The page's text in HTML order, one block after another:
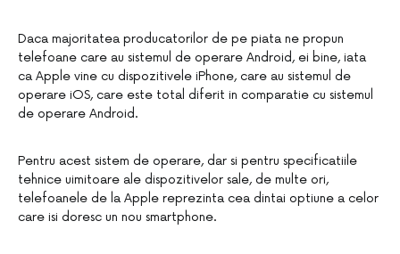
Daca majoritatea producatorilor de pe piata ne propun
telefoane care au sistemul de operare Android, ei bine, iata
ca Apple vine cu dispozitivele iPhone, care au sistemul de
operare iOS, care este total diferit in comparatie cu sistemul
de operare Android.
Pentru acest sistem de operare, dar si pentru specificatiile
tehnice uimitoare ale dispozitivelor sale, de multe ori,
telefoanele de la Apple reprezinta cea dintai optiune a celor
care isi doresc un nou smartphone.